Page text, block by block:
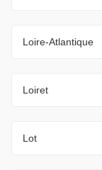
Loire-Atlantique
Loiret
Lot